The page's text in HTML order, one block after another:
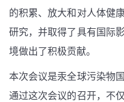
的积累、放大和对人体健
研究，并取得了具有国际
境做出了积极贡献。
本次会议是汞全球污染物
通过这次会议的召开，不